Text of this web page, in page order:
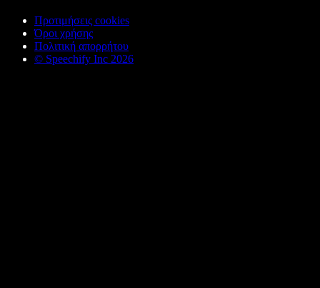
Προτιμήσεις cookies
Όροι χρήσης
Πολιτική απορρήτου
© Speechify Inc 2026